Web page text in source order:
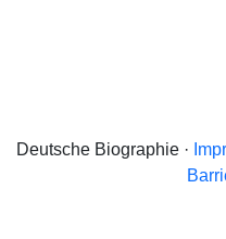
Deutsche Biographie ·